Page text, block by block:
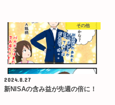
その他
2024.8.27
新NISAの含み益が先週の倍に！